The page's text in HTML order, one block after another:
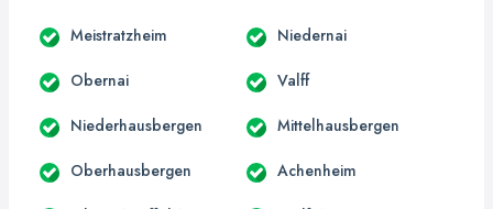
Meistratzheim Niedernai
Obernai Valff
Niederhausbergen Mittelhausbergen
Oberhausbergen Achenheim